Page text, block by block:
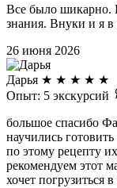
Все было шикарно.
знания. Внуки и я в
26 июня 2026
Дарья ★ ★ ★ ★ ★
Опыт: 5 экскурсий
большое спасибо
научились
по этому рецепту
рекомендуем этот
хочет погрузиться